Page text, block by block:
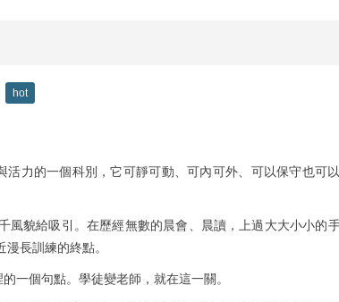
hot
活力的一個科別，它可靜可動、可內可外、可以保守也可
風貌給吸引。在歷經無數的晨會、晨讀，上過大大小小的
長訓練的終點。
一個句點。學徒變老師，就在這一關。